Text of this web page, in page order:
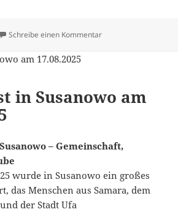
Schreibe einen Kommentarzu Dimitri Mannikow
in Susanowo am
– Gemeinschaft,
wurde in Susanowo ein großes
das Menschen aus Samara, dem
der Stadt Ufa